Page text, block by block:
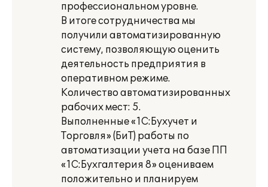
профессиональном уровне.
В итоге сотрудничества мы
получили автоматизированную
систему, позволяющую оценить
деятельность предприятия в
оперативном режиме.
Количество автоматизированных
рабочих мест: 5.
Выполненные «1С:Бухучет и
Торговля» (БиТ) работы по
автоматизации учета на базе ПП
«1С:Бухгалтерия 8» оцениваем
положительно и планируем